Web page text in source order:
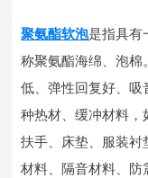
聚氨酯软泡是指具有
称聚氨酯海绵、泡
低、弹性回复好、吸
种热材、缓冲材料，
扶手、床垫、服装
材料、隔音材料、防